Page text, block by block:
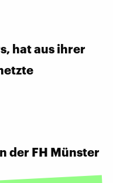
hat aus ihrer
der FH Münster